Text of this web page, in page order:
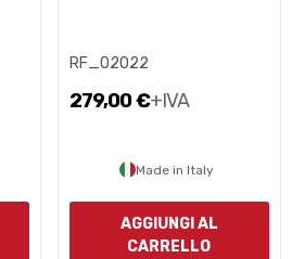
RF_02022
279,00 €+IVA
Made in Italy
AGGIUNGI AL
CARRELLO